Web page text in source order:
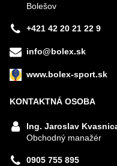
Bolešov
+421 42 20 21 22 9
info@bolex.sk
www.bolex-sport.sk
KONTAKTNÁ OSOBA
Ing. Jaroslav
Obchodný manažér
0905 755 895